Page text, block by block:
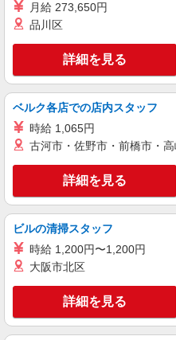
キッチン・ホ
時給1150
滋賀県彦
キープ
パート
株式会社魚国総本社
小学校内厨
時給1,100
（高宮小
キープ
名阪食品株式会社 三重事業部
保育園給食
時給1,100
月給 273,650円
品川区
詳細を見る
ベルク各店での店内スタッフ
時給 1,065円
古河市・佐野市・前橋市・
詳細を見る
ビルの清掃スタッフ
時給 1,200円〜1,200円
大阪市北区
詳細を見る